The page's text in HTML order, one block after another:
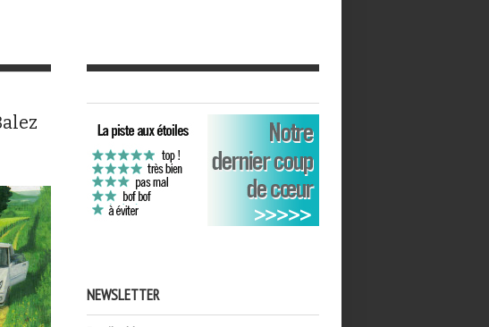
NEWSLETTER